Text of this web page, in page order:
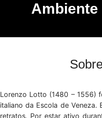
Lorenzo Lotto (1480 – 1556)
italiano da Escola de Veneza.
retratos. Por estar ativo